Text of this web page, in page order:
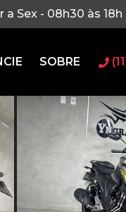
a Sex - 08h30 às
SOBRE